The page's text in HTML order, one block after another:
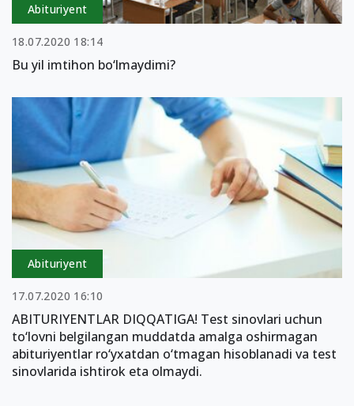
Abituriyent
18.07.2020 18:14
Bu yil imtihon bo‘lmaydimi?
Abituriyent
17.07.2020 16:10
ABITURIYENTLAR DIQQATIGA! Test sinovlari uchun
to‘lovni belgilangan muddatda amalga oshirmagan
abituriyentlar ro‘yxatdan o‘tmagan hisoblanadi va test
sinovlarida ishtirok eta olmaydi.